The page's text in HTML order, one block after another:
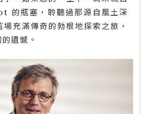
的瓶塞，聆聽過那源自風土深
充滿傳奇的勃根地探索之旅，
遺憾。